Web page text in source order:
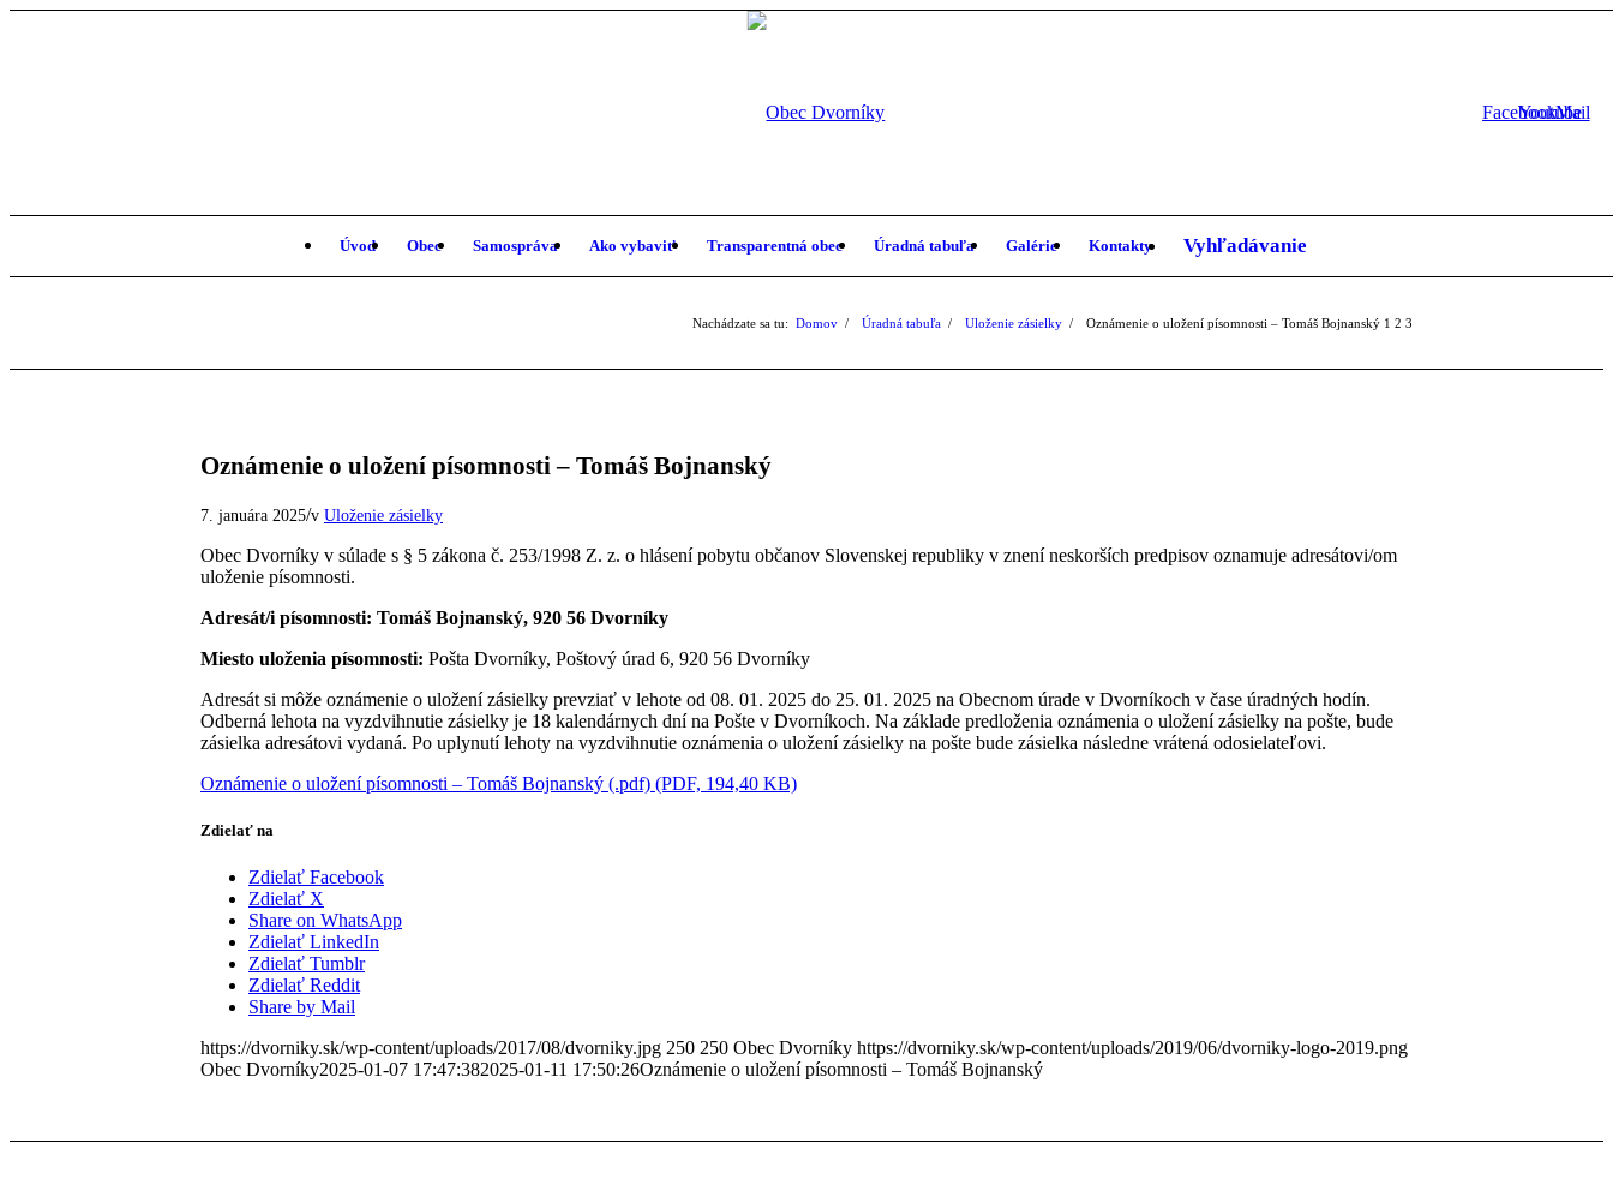
Facebook
Youtube
Mail
Úvod Obec Samospráva Ako vybaviť Transparentná obec Úradná tabuľa Galérie Kontakty Vyhľadávanie
Nachádzate sa tu: Domov 1
/ Úradná tabuľa 2
/ Uloženie zásielky 3
/ Oznámenie o uložení písomnosti – Tomáš Bojnanský
Oznámenie o uložení písomnosti – Tomáš Bojnanský
7. januára 2025/v Uloženie zásielky
Obec Dvorníky v súlade s § 5 zákona č. 253/1998 Z. z. o hlásení pobytu občanov Slovenskej republiky v znení neskorších predpisov oznamuje adresátovi/om
uloženie písomnosti.
Adresát/i písomnosti: Tomáš Bojnanský, 920 56 Dvorníky
Miesto uloženia písomnosti: Pošta Dvorníky, Poštový úrad 6, 920 56 Dvorníky
Adresát si môže oznámenie o uložení zásielky prevziať v lehote od 08. 01. 2025 do 25. 01. 2025 na Obecnom úrade v Dvorníkoch v čase úradných hodín.
Odberná lehota na vyzdvihnutie zásielky je 18 kalendárnych dní na Pošte v Dvorníkoch. Na základe predloženia oznámenia o uložení zásielky na pošte, bude
zásielka adresátovi vydaná. Po uplynutí lehoty na vyzdvihnutie oznámenia o uložení zásielky na pošte bude zásielka následne vrátená odosielateľovi.
Oznámenie o uložení písomnosti – Tomáš Bojnanský (.pdf) (PDF, 194,40 KB)
Zdielať na
Zdielať Facebook
Zdielať X
Share on WhatsApp
Zdielať LinkedIn
Zdielať Tumblr
Zdielať Reddit
Share by Mail
https://dvorniky.sk/wp-content/uploads/2017/08/dvorniky.jpg 250 250 Obec Dvorníky https://dvorniky.sk/wp-content/uploads/2019/06/dvorniky-logo-2019.png
Obec Dvorníky2025-01-07 17:47:382025-01-11 17:50:26Oznámenie o uložení písomnosti – Tomáš Bojnanský